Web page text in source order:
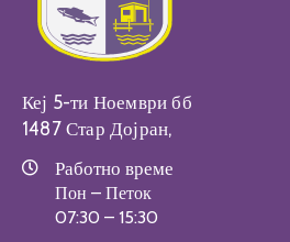
Кеј 5-ти Ноември бб
1487 Стар Дојран,
Работно време
Пон – Петок
07:30 – 15:30